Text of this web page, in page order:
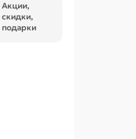
Акции,
скидки,
подарки